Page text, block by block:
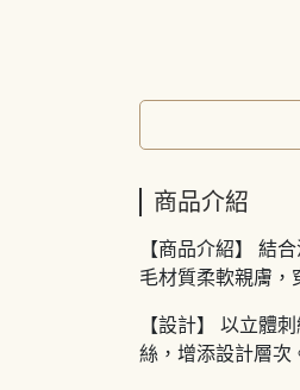
商品介紹
【商品介紹】 結
毛材質柔軟親膚，
【設計】 以立體
絲，增添設計層次